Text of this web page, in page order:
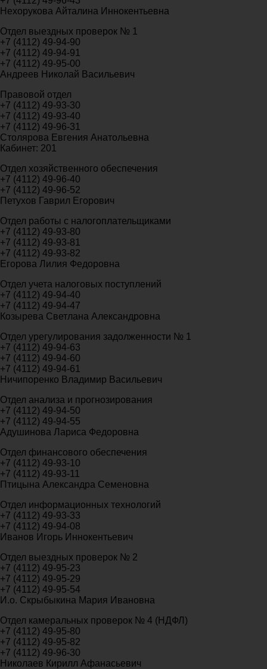
Нехорукова Айталина Иннокентьевна
Отдел выездных проверок № 1
+7 (4112) 49-94-90
+7 (4112) 49-94-91
+7 (4112) 49-95-00
Андреев Николай Васильевич
Правовой отдел
+7 (4112) 49-93-30
+7 (4112) 49-93-40
+7 (4112) 49-96-31
Столярова Евгения Анатольевна
Кабинет: 201
Отдел хозяйственного обеспечения
+7 (4112) 49-96-40
+7 (4112) 49-96-52
Петухов Гаврил Егорович
Отдел работы с налогоплательщиками
+7 (4112) 49-93-80
+7 (4112) 49-93-81
+7 (4112) 49-93-82
Егорова Лилия Федоровна
Отдел учета налоговых поступлений
+7 (4112) 49-94-40
+7 (4112) 49-94-47
Козырева Светлана Александровна
Отдел урегулирования задолженности № 1
+7 (4112) 49-94-63
+7 (4112) 49-94-60
+7 (4112) 49-94-61
Ничипоренко Владимир Васильевич
Отдел анализа и прогнозирования
+7 (4112) 49-94-50
+7 (4112) 49-94-55
Адушинова Лариса Федоровна
Отдел финансового обеспечения
+7 (4112) 49-93-10
+7 (4112) 49-93-11
Птицына Александра Семеновна
Отдел информационных технологий
+7 (4112) 49-93-33
+7 (4112) 49-94-08
Иванов Игорь Иннокентьевич
Отдел выездных проверок № 2
+7 (4112) 49-95-23
+7 (4112) 49-95-29
+7 (4112) 49-95-54
И.о. Скрыбыкина Мария Ивановна
Отдел камеральных проверок № 4 (НДФЛ)
+7 (4112) 49-95-80
+7 (4112) 49-95-82
+7 (4112) 49-96-30
Николаев Кирилл Афанасьевич